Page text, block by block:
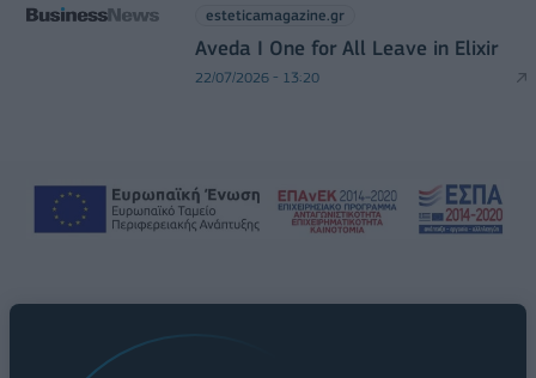
esteticamagazine.gr
Aveda I One for All Leave in Elixir
22/07/2026 - 13:20